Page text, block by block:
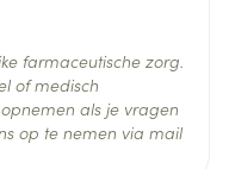
farmaceutische zorg.
of medisch
als je vragen
op te nemen via mail